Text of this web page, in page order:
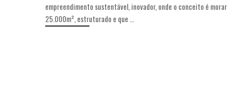
empreendimento sustentável, inovador, onde o conceito é
25.000m², estruturado e que ...